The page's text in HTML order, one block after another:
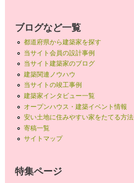
ブログなど一覧
都道府県から建築家を探す
当サイト会員の設計事例
当サイト建築家のブログ
建築関連ノウハウ
当サイトの竣工事例
建築家インタビュー一覧
オープンハウス・建築イベント情報
安い土地に住みやすい家をたてる方法
寄稿一覧
サイトマップ
特集ページ